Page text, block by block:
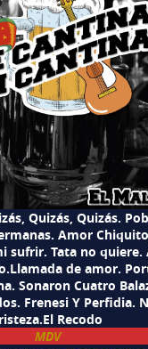
Quizás, Quizás.
Amor
sufrir. Tata no
de amor.
Sonaron Cuatro
Frenesi Y Perfidia.
Recodo
MDV